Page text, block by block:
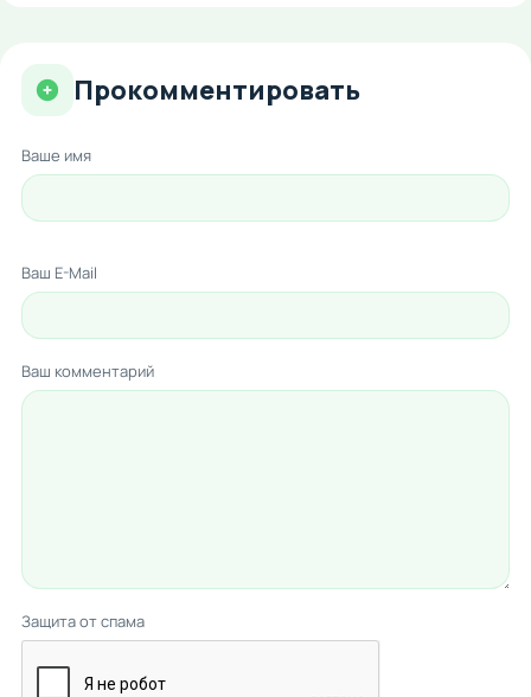
Прокомментировать
Ваше имя
Ваш E-Mail
Ваш комментарий
Защита от спама